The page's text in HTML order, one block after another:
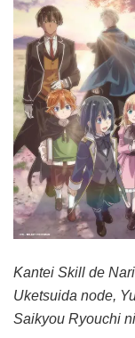
Kantei Skill de
Uketsuida node,
Saikyou Ryouchi